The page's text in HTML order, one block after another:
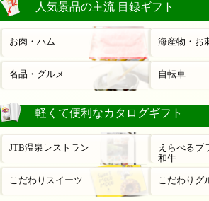
人気景品の主流 目録ギフト
お肉・ハム 海産物・お
名品・グルメ 自転車
軽くて便利なカタログギフト
JTB温泉レストラン
えらべるブ
和牛
こだわりスイーツ こだわりグ